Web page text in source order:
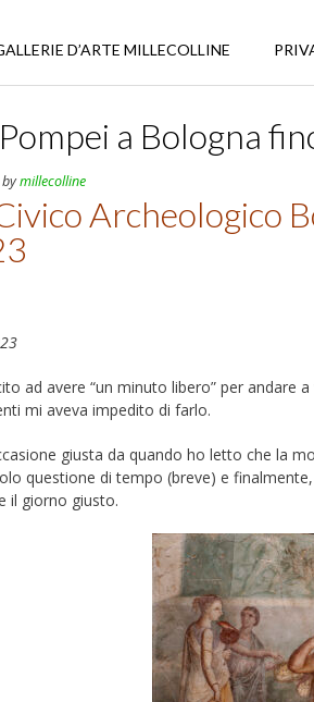
D’ARTE MILLECOLLINE
a Bologna
bymillecolline
Archeologico
ad avere “un minuto libero” per
mi aveva impedito di farlo.
giusta da quando ho letto che la
questione di tempo (breve) e
il giorno giusto.